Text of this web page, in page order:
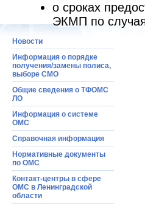
о сроках
ЭКМП по
Новости
Информация о порядке
получения/замены полиса,
выборе СМО
Общие сведения о ТФОМС
ЛО
Информация o системе
ОМС
Справочная информация
Нормативные документы
по ОМС
Контакт-центры в сфере
ОМС в Ленинградской
области